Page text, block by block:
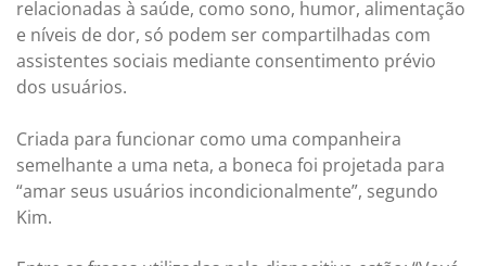
relacionadas à saúde, como sono, humor, alimentação
e níveis de dor, só podem ser compartilhadas com
assistentes sociais mediante consentimento prévio
dos usuários.
Criada para funcionar como uma companheira
semelhante a uma neta, a boneca foi projetada para
“amar seus usuários incondicionalmente”, segundo
Kim.